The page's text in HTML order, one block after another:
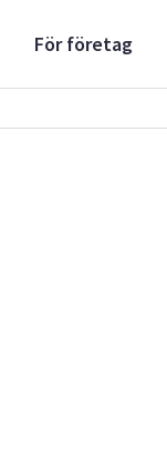
För företag